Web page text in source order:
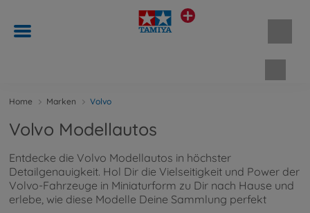
Home Marken Volvo
Volvo Modellautos
Entdecke die Volvo Modellautos in höchster
Detailgenauigkeit. Hol Dir die Vielseitigkeit und Power der
Volvo-Fahrzeuge in Miniaturform zu Dir nach Hause und
erlebe, wie diese Modelle Deine Sammlung perfekt